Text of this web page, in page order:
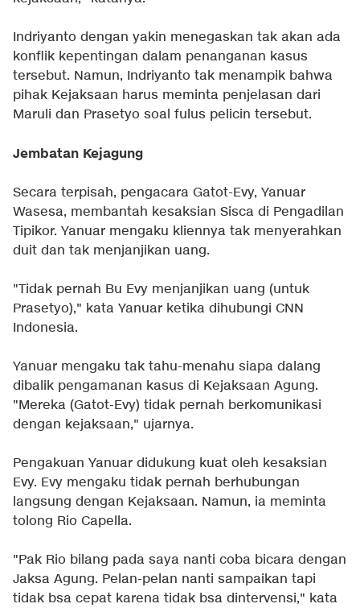
Indriyanto dengan yakin menegaskan tak akan ada
konflik kepentingan dalam penanganan kasus
tersebut. Namun, Indriyanto tak menampik bahwa
pihak Kejaksaan harus meminta penjelasan dari
Maruli dan Prasetyo soal fulus pelicin tersebut.
Jembatan Kejagung
Secara terpisah, pengacara Gatot-Evy, Yanuar
Wasesa, membantah kesaksian Sisca di Pengadilan
Tipikor. Yanuar mengaku kliennya tak menyerahkan
duit dan tak menjanjikan uang.
"Tidak pernah Bu Evy menjanjikan uang (untuk
Prasetyo)," kata Yanuar ketika dihubungi CNN
Indonesia.
Yanuar mengaku tak tahu-menahu siapa dalang
dibalik pengamanan kasus di Kejaksaan Agung.
"Mereka (Gatot-Evy) tidak pernah berkomunikasi
dengan kejaksaan," ujarnya.
Pengakuan Yanuar didukung kuat oleh kesaksian
Evy. Evy mengaku tidak pernah berhubungan
langsung dengan Kejaksaan. Namun, ia meminta
tolong Rio Capella.
"Pak Rio bilang pada saya nanti coba bicara dengan
Jaksa Agung. Pelan-pelan nanti sampaikan tapi
tidak bsa cepat karena tidak bsa dintervensi," kata